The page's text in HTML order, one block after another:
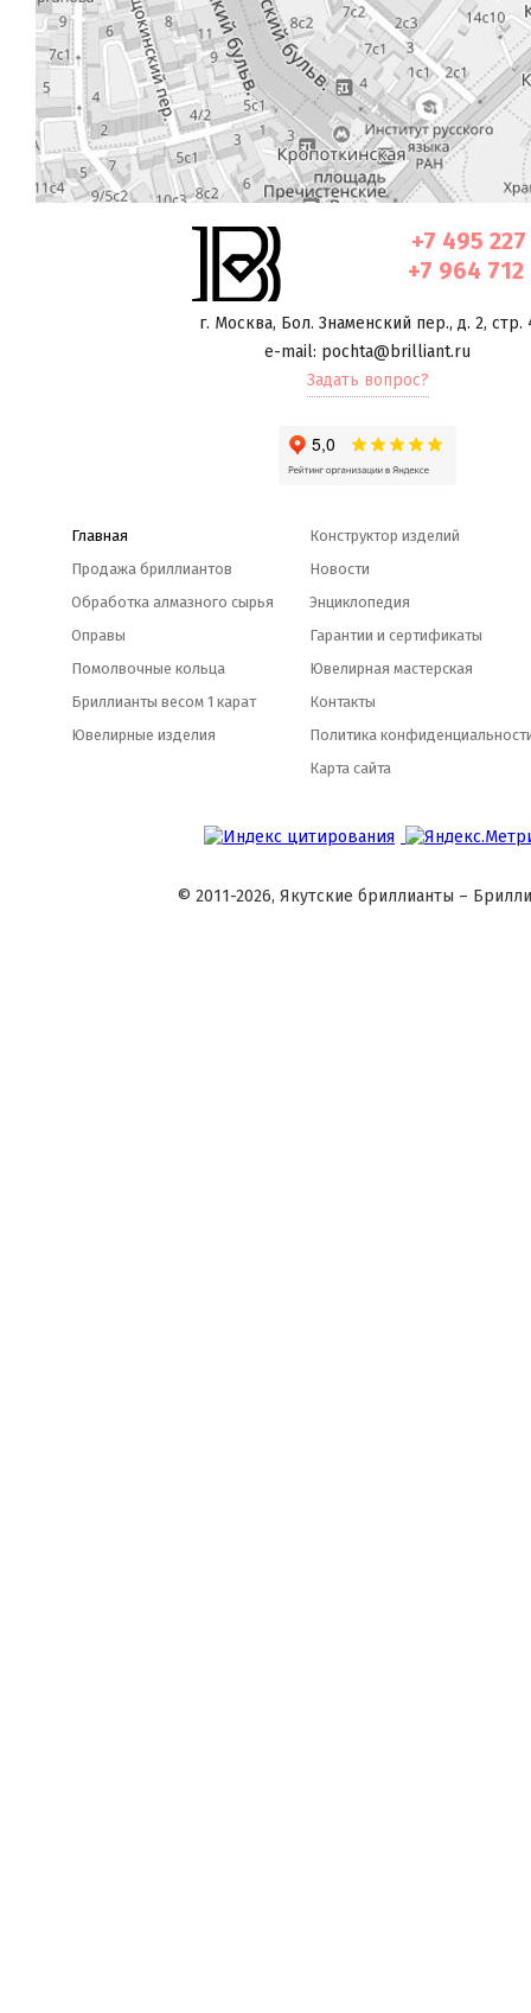
+7 495
+7 964
г. Москва, Бол. Знаменский пер., д. 2, стр.
e-mail: pochta@brilliant.ru
Задать вопрос?
Главная
Продажа бриллиантов
Обработка алмазного сырья
Оправы
Помолвочные кольца
Бриллианты весом 1 карат
Ювелирные изделия
Конструктор изделий
Новости
Энциклопедия
Гарантии и сертификаты
Ювелирная мастерская
Контакты
Политика
Карта сайта
© 2011-2026, Якутские бриллианты –